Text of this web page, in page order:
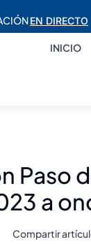
EN DIRECTO
INICIO
Paso
a
Compartir